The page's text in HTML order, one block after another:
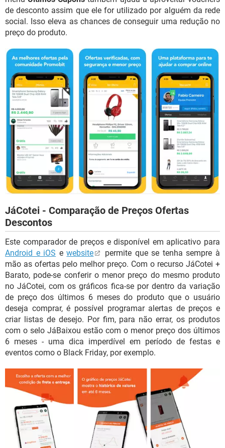
de desconto assim que ele for utilizado por alguém da rede
social. Isso eleva as chances de conseguir uma redução no
preço do produto.
JáCotei - Comparação de Preços Ofertas
Descontos
Este comparador de preços e disponível em aplicativo para
Android e iOS ewebsite
permite que se tenha sempre à
mão as ofertas pelo melhor preço. Com o recurso JáCotei +
Barato, pode-se conferir o menor preço do mesmo produto
no JáCotei, com os gráficos fica-se por dentro da variação
de preço dos últimos 6 meses do produto que o usuário
deseja comprar, é possível programar alertas de preços e
criar listas de desejo. Por fim, para não errar, os produtos
com o selo JáBaixou estão com o menor preço dos últimos
6 meses - uma dica imperdível em período de festas e
eventos como o Black Friday, por exemplo.